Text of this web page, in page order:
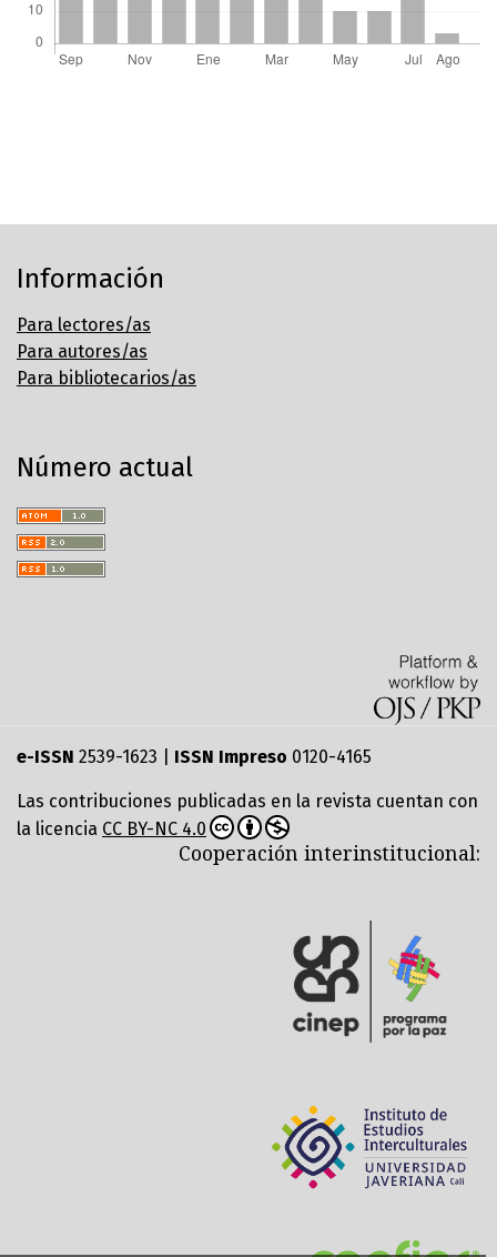
Información
Para lectores/as
Para autores/as
Para bibliotecarios/as
Número actual
e-ISSN 2539-1623 | ISSN Impreso 0120-4165
Las contribuciones publicadas en la revista cuentan con
la licencia CC BY-NC 4.0
Cooperación interinstitucional: